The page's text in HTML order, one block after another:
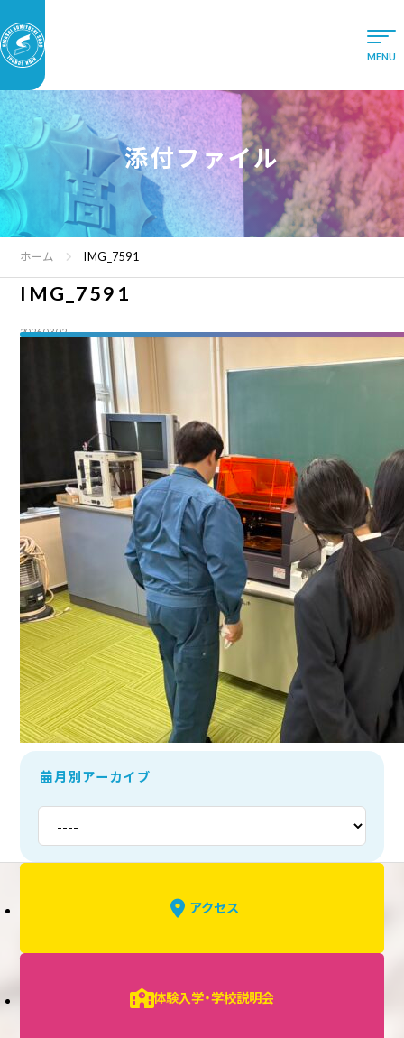
添付ファイル
ホーム IMG_7591
IMG_7591
2026.03.02
月別アーカイブ
アクセス
体験入学・学校説明会